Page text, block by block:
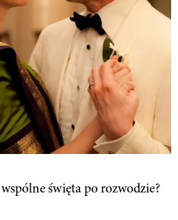
święta po rozwodzie?